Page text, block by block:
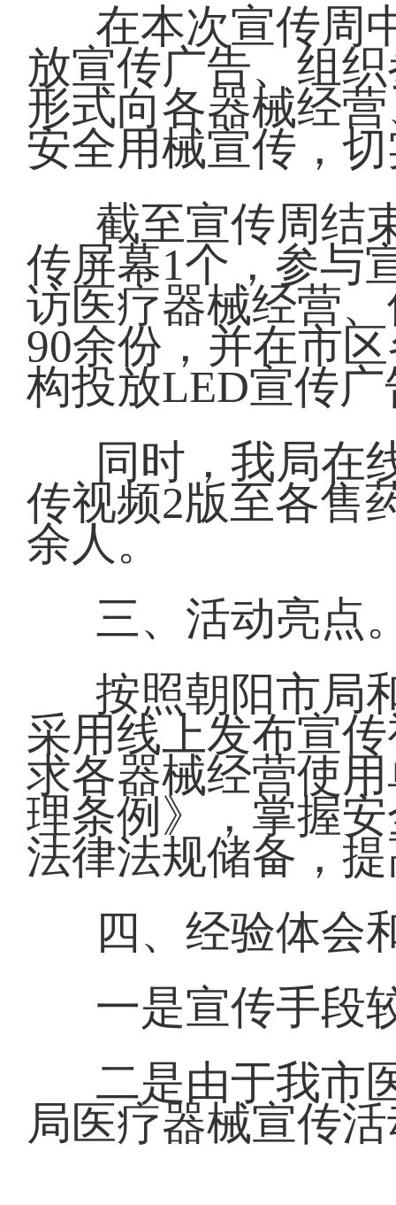
在本次宣传周
放宣传广告、组
形式向各器械经
安全用械宣传，
截至宣传周结
传屏幕1个，参与
访医疗器械经营
90余份，并在市
构投放LED宣传广
同时，我局在
传视频2版至各售
余人。
三、活动亮点
按照朝阳市局
采用线上发布宣
求各器械经营使
理条例》，掌握
法律法规储备，
四、经验体会
一是宣传手段
二是由于我市
局医疗器械宣传